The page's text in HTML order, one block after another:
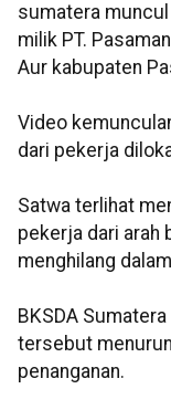
sumatera
milik PT.
Aur kabupaten
Video
dari pekerja
Satwa terlihat
pekerja dari arah
menghilang
BKSDA
tersebut
penanganan.